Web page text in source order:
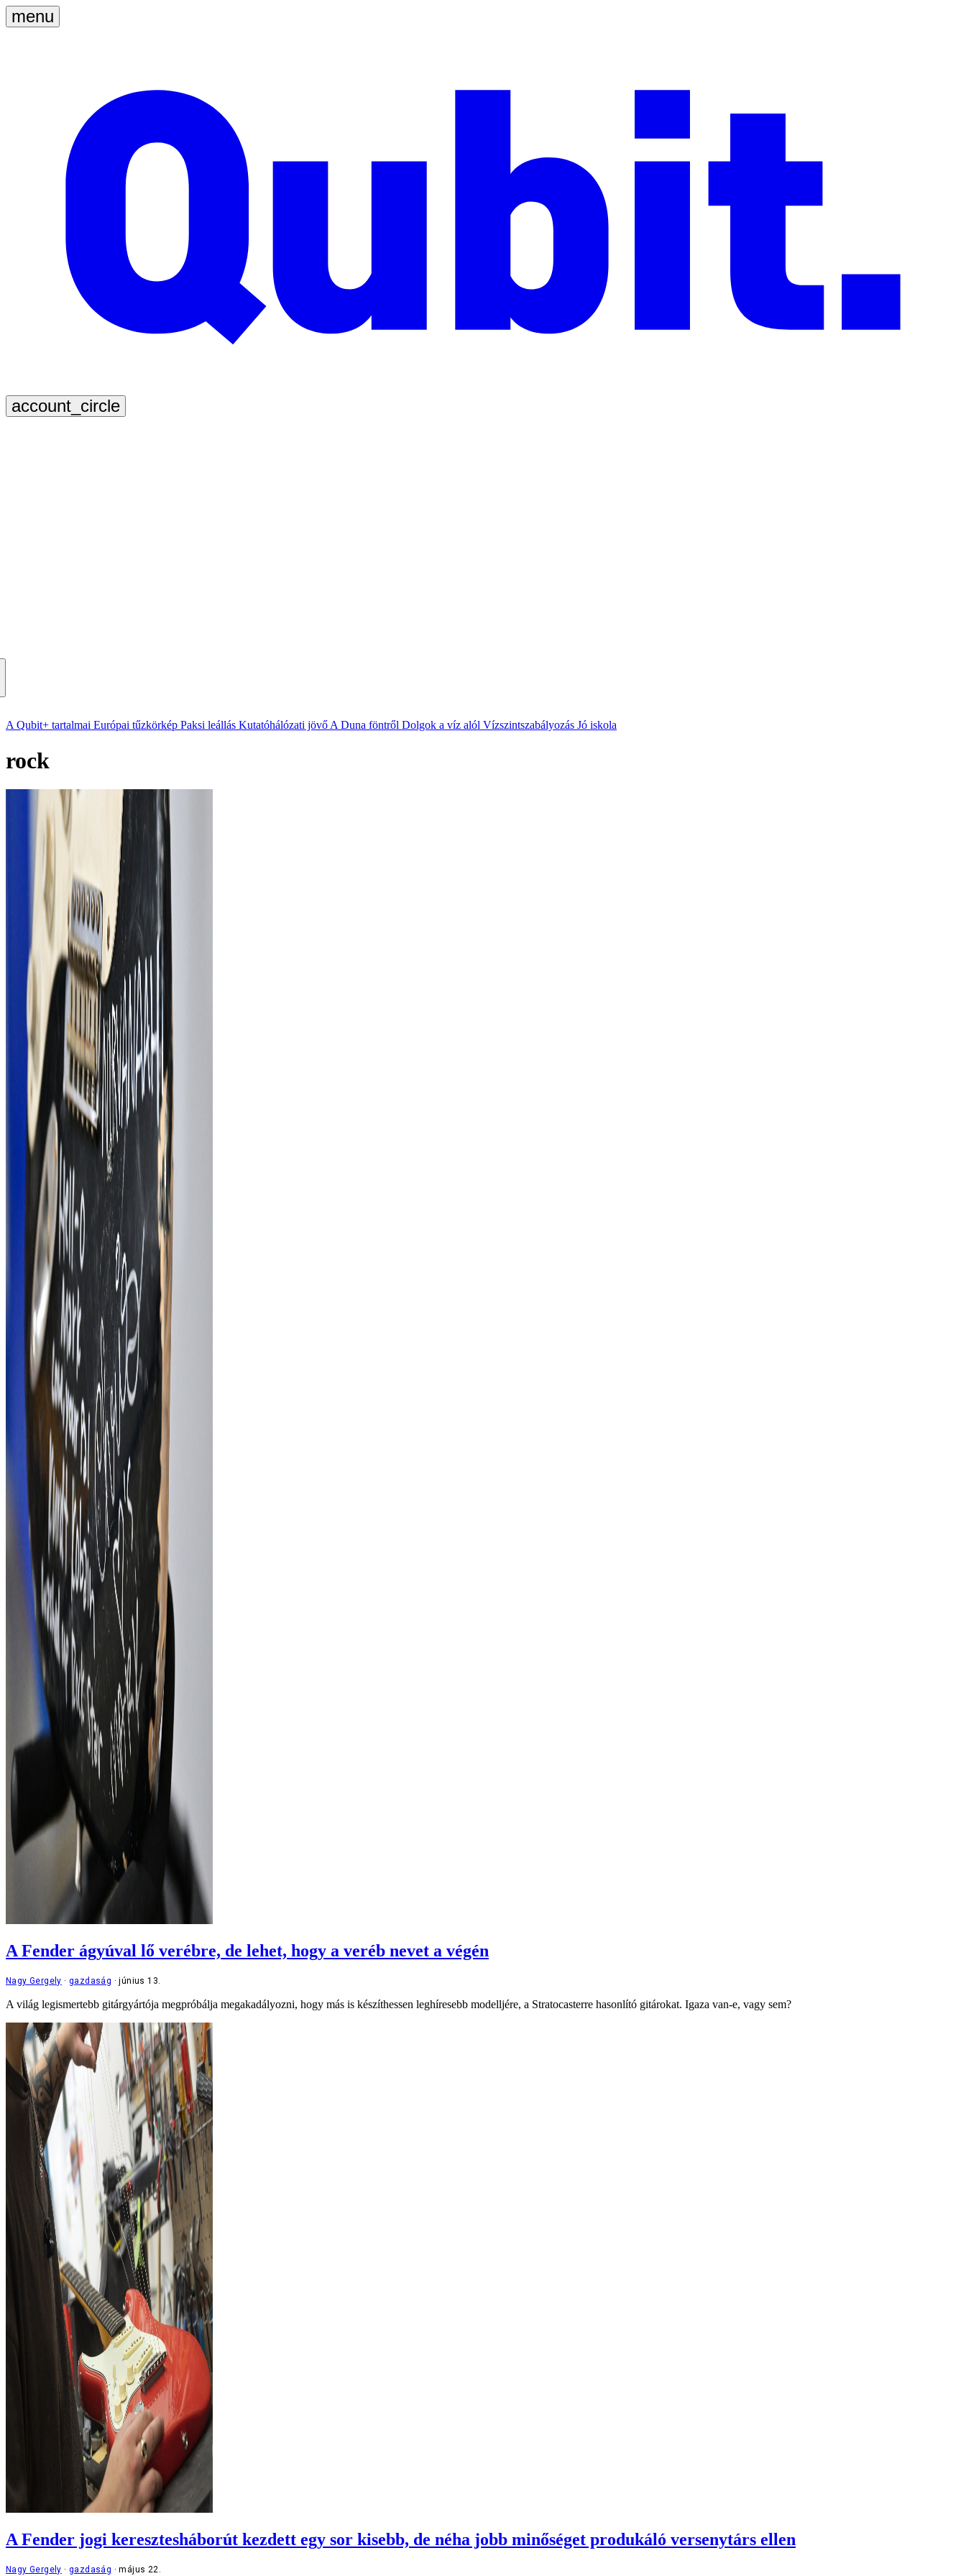
A Qubit+ tartalmai Európai tűzkörkép Paksi leállás Kutatóhálózati jövő A Duna föntről Dolgok a víz alól Vízszintszabályozás Jó iskola
rock
A Fender ágyúval lő verébre, de lehet, hogy a veréb nevet a végén
Nagy Gergely gazdaság június 13.
A világ legismertebb gitárgyártója megpróbálja megakadályozni, hogy más is készíthessen leghíresebb modelljére, a Stratocasterre hasonlító gitárokat. Igaza van-e, vagy sem?
A Fender jogi keresztesháborút kezdett egy sor kisebb, de néha jobb minőséget produkáló versenytárs ellen
Nagy Gergely gazdaság május 22.